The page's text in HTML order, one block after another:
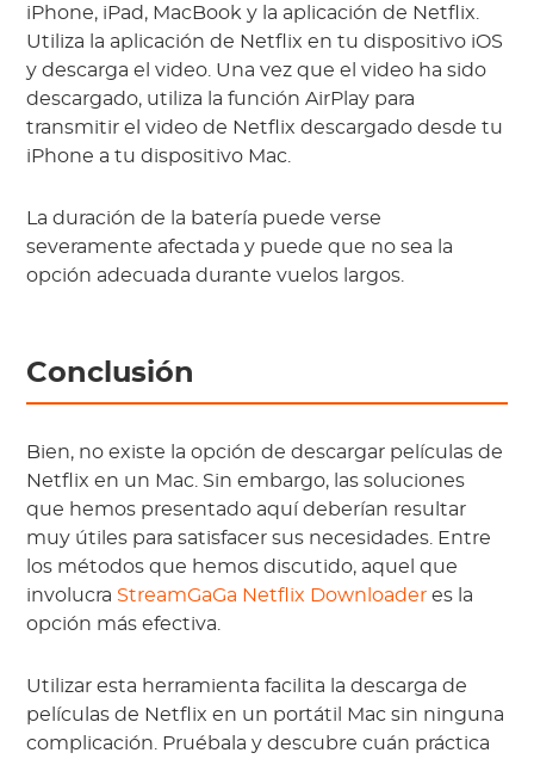
iPhone, iPad, MacBook y la aplicación de Netflix.
Utiliza la aplicación de Netflix en tu dispositivo iOS
y descarga el video. Una vez que el video ha sido
descargado, utiliza la función AirPlay para
transmitir el video de Netflix descargado desde tu
iPhone a tu dispositivo Mac.
La duración de la batería puede verse
severamente afectada y puede que no sea la
opción adecuada durante vuelos largos.
Conclusión
Bien, no existe la opción de descargar películas de
Netflix en un Mac. Sin embargo, las soluciones
que hemos presentado aquí deberían resultar
muy útiles para satisfacer sus necesidades. Entre
los métodos que hemos discutido, aquel que
involucra StreamGaGa Netflix Downloader es la
opción más efectiva.
Utilizar esta herramienta facilita la descarga de
películas de Netflix en un portátil Mac sin ninguna
complicación. Pruébala y descubre cuán práctica